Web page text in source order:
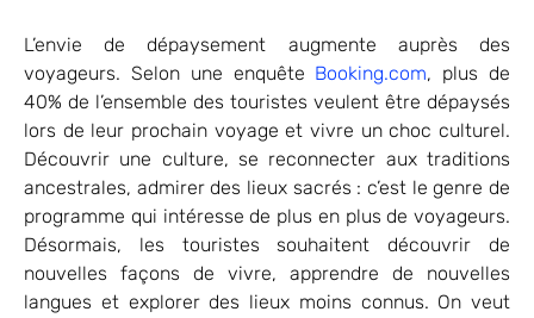
L’envie de dépaysement augmente auprès des
voyageurs. Selon une enquête Booking.com, plus de
40% de l’ensemble des touristes veulent être dépaysés
lors de leur prochain voyage et vivre un choc culturel.
Découvrir une culture, se reconnecter aux traditions
ancestrales, admirer des lieux sacrés : c’est le genre de
programme qui intéresse de plus en plus de voyageurs.
Désormais, les touristes souhaitent découvrir de
nouvelles façons de vivre, apprendre de nouvelles
langues et explorer des lieux moins connus. On veut